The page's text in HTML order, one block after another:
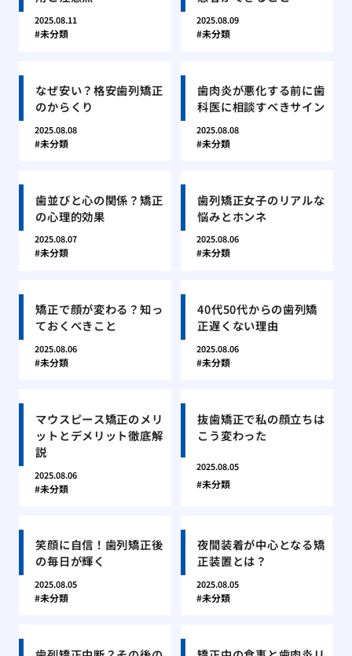
2025.08.11
未分類
2025.08.09
未分類
なぜ安い？格安歯列矯正
のからくり
2025.08.08
未分類
歯肉炎が悪化する前に歯
科医に相談すべきサイン
2025.08.08
未分類
歯並びと心の関係？矯正
の心理的効果
2025.08.07
未分類
歯列矯正女子のリアルな
悩みとホンネ
2025.08.06
未分類
矯正で顔が変わる？知っ
ておくべきこと
2025.08.06
未分類
40代50代からの歯列矯
正遅くない理由
2025.08.06
未分類
マウスピース矯正のメリ
ットとデメリット徹底解
説
2025.08.06
未分類
抜歯矯正で私の顔立ちは
こう変わった
2025.08.05
未分類
笑顔に自信！歯列矯正後
の毎日が輝く
2025.08.05
未分類
夜間装着が中心となる矯
正装置とは？
2025.08.05
未分類